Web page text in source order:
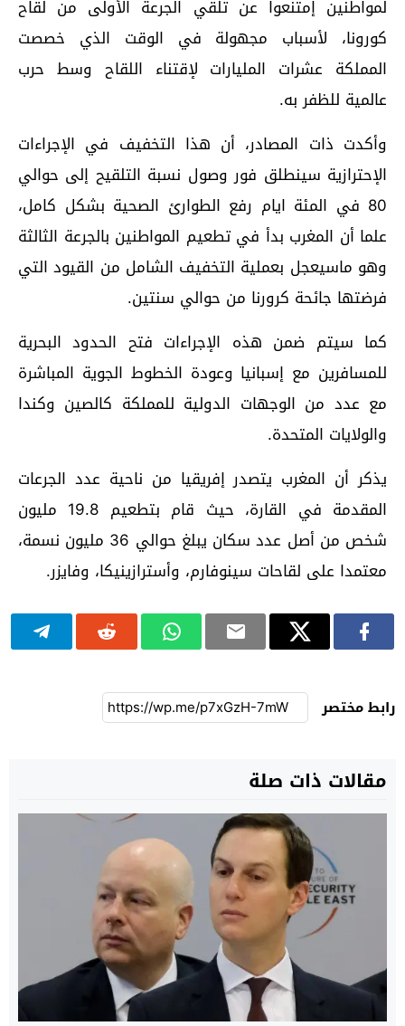
لمواطنين إمتنعوا عن تلقي الجرعة الأولى من لقاح
كورونا، لأسباب مجهولة في الوقت الذي خصصت
المملكة عشرات المليارات لإقتناء اللقاح وسط حرب
عالمية للظفر به.
وأكدت ذات المصادر، أن هذا التخفيف في الإجراءات
الإحترازية سينطلق فور وصول نسبة التلقيح إلى حوالي
80 في المئة ايام رفع الطوارئ الصحية بشكل كامل،
علما أن المغرب بدأ في تطعيم المواطنين بالجرعة الثالثة
وهو ماسيعجل بعملية التخفيف الشامل من القيود التي
فرضتها جائحة كرورنا من حوالي سنتين.
كما سيتم ضمن هذه الإجراءات فتح الحدود البحرية
للمسافرين مع إسبانيا وعودة الخطوط الجوية المباشرة
مع عدد من الوجهات الدولية للمملكة كالصين وكندا
والولايات المتحدة.
يذكر أن المغرب يتصدر إفريقيا من ناحية عدد الجرعات
المقدمة في القارة، حيث قام بتطعيم 19.8 مليون
شخص من أصل عدد سكان يبلغ حوالي 36 مليون نسمة،
معتمدا على لقاحات سينوفارم، وأسترازينيكا، وفايزر.
رابط مختصر
مقالات ذات صلة